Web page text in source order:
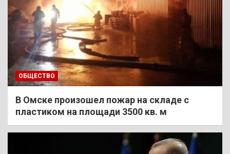
ОБЩЕСТВО
В Омске произошел пожар на складе с
пластиком на площади 3500 кв. м